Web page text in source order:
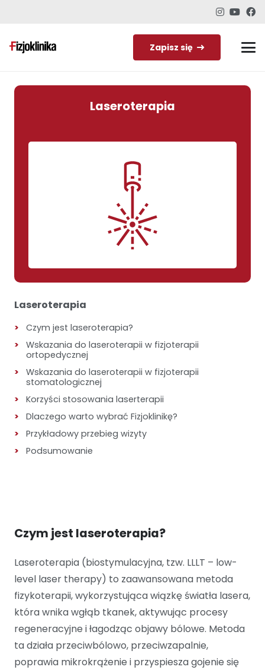
Zapisz się
Laseroterapia
Laseroterapia
Czym jest laseroterapia?
Wskazania do laseroterapii w fizjoterapii
ortopedycznej
Wskazania do laseroterapii w fizjoterapii
stomatologicznej
Korzyści stosowania laserterapii
Dlaczego warto wybrać Fizjoklinikę?
Przykładowy przebieg wizyty
Podsumowanie
Czym jest laseroterapia?
Laseroterapia (biostymulacyjna, tzw. LLLT – low-
level laser therapy) to zaawansowana metoda
fizykoterapii, wykorzystująca wiązkę światła lasera,
która wnika wgłąb tkanek, aktywując procesy
regeneracyjne i łagodząc objawy bólowe. Metoda
ta działa przeciwbólowo, przeciwzapalnie,
poprawia mikrokrążenie i przyspiesza gojenie się